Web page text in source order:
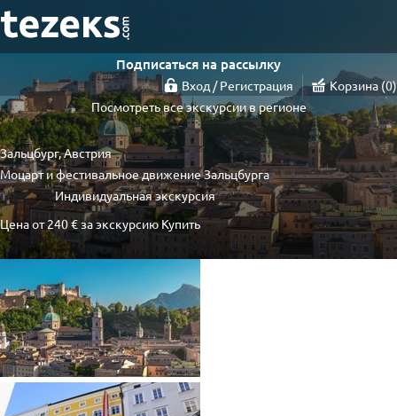
Подписаться на рассылку
Вход / Регистрация Корзина 0
Посмотреть все экскурсии в регионе
Зальцбург, Австрия
Моцарт и фестивальное движение Зальцбурга
Индивидуальная экскурсия
Цена от 240 €за экскурсию Купить